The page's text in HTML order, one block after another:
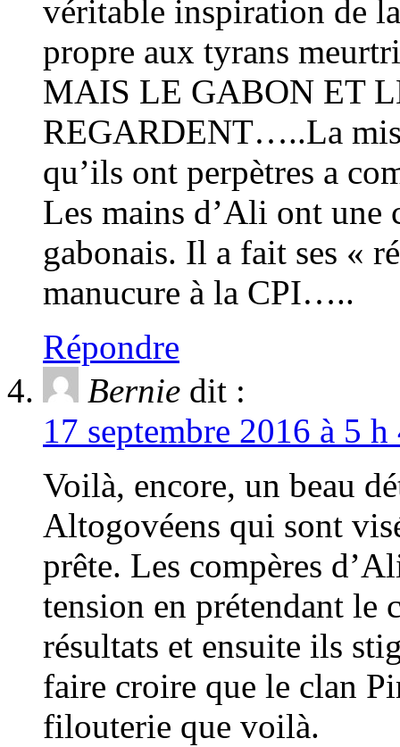
véritable inspiration de
propre aux tyrans
MAIS LE GABON ET
REGARDENT…..La
qu’ils ont perpètres a
Les mains d’Ali ont une
gabonais. Il a fait ses «
manucure à la CPI…..
Répondre
Bernie dit :
17 septembre 2016 à 5
Voilà, encore, un beau
Altogovéens qui sont
prête. Les compères
tension en prétendant le
résultats et ensuite ils
faire croire que le clan
filouterie que voilà.